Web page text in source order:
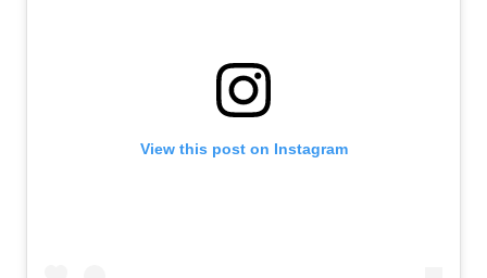
View this post on Instagram